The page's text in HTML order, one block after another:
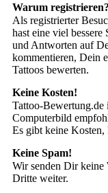
Warum registrieren?
Als registrierter
hast eine viel
und Antworten auf
kommentieren, Dein
Tattoos bewerten.
Keine Kosten!
Tattoo-
Computerbild
Es gibt keine
Keine Spam!
Wir senden Dir keine
Dritte weiter.